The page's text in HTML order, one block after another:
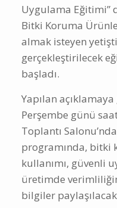
Uygulama Eğitimi”
Bitki Koruma
almak isteyen
gerçekleştirilecek
başladı.
Yapılan
Perşembe günü
Toplantı
programında, bitki
kullanımı, güvenli
üretimde
bilgiler